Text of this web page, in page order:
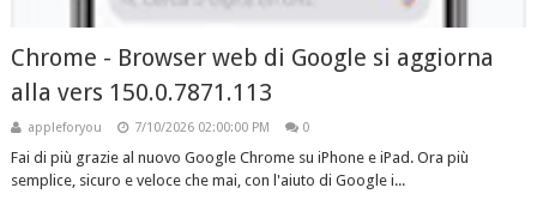
Chrome - Browser web di Google si aggiorna
alla vers 150.0.7871.113
appleforyou 7/10/2026 02:00:00 PM 0
Fai di più grazie al nuovo Google Chrome su iPhone e iPad. Ora più
semplice, sicuro e veloce che mai, con l'aiuto di Google i...